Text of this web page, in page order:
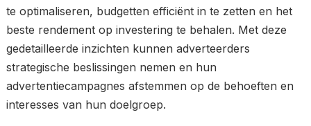
te optimaliseren, budgetten efficiënt in te zetten en het
beste rendement op investering te behalen. Met deze
gedetailleerde inzichten kunnen adverteerders
strategische beslissingen nemen en hun
advertentiecampagnes afstemmen op de behoeften en
interesses van hun doelgroep.